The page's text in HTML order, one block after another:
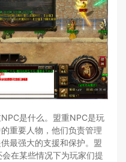
是什么。盟重NPC是玩
重要人物，他们负责管理
最强大的支援和保护。盟
在某些情况下为玩家们提